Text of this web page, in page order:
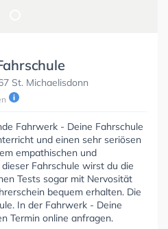
St. Michaelisdonn
Fahrwerk - Deine Fahrschule
und einen sehr seriösen
empathischen und
Fahrschule wirst du die
Tests sogar mit Nervosität
bequem erhalten. Die
In der Fahrwerk - Deine
Termin online anfragen.